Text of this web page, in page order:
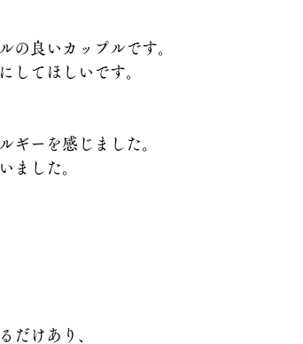
の良いカップルです。
してほしいです。
ギーを感じました。
ました。
だけあり、